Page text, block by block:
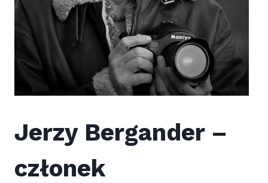
Jerzy Bergander –
członek